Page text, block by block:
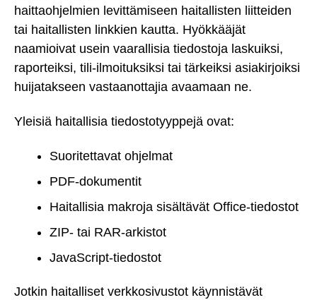
haittaohjelmien levittämiseen haitallisten liitteiden
tai haitallisten linkkien kautta. Hyökkääjät
naamioivat usein vaarallisia tiedostoja laskuiksi,
raporteiksi, tili-ilmoituksiksi tai tärkeiksi asiakirjoiksi
huijatakseen vastaanottajia avaamaan ne.
Yleisiä haitallisia tiedostotyyppejä ovat:
Suoritettavat ohjelmat
PDF-dokumentit
Haitallisia makroja sisältävät Office-tiedostot
ZIP- tai RAR-arkistot
JavaScript-tiedostot
Jotkin haitalliset verkkosivustot käynnistävät